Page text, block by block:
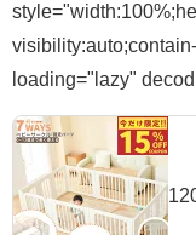
loading="lazy"